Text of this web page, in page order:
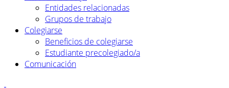
Entidades relacionadas
Grupos de trabajo
Colegiarse
Beneficios de colegiarse
Estudiante precolegiado/a
Comunicación